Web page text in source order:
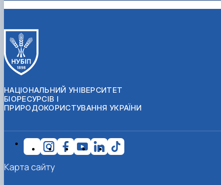
НАЦІОНАЛЬНИЙ УНІВЕРСИТЕТ
БІОРЕСУРСІВ І
ПРИРОДОКОРИСТУВАННЯ УКРАЇНИ
Карта сайту